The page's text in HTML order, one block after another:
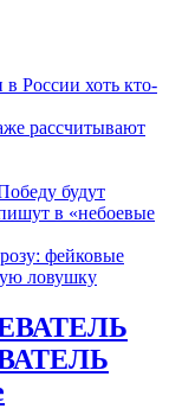
России хоть кто-
рассчитывают
будут
в «небоевые
фейковые
ловушку